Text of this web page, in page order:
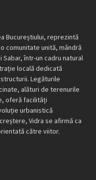
Bucureștiului, reprezintă
comunitate unită, mândră
într-un cadru natural
locală dedicată
Legăturile
alături de terenurile
oferă facilități
urbanistică
Vidra se afirmă ca
către viitor.